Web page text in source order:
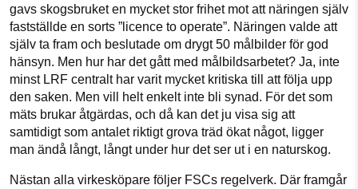
gavs skogsbruket en mycket stor frihet mot att näringen själv
fastställde en sorts ”licence to operate”. Näringen valde att
själv ta fram och beslutade om drygt 50 målbilder för god
hänsyn. Men hur har det gått med målbildsarbetet? Ja, inte
minst LRF centralt har varit mycket kritiska till att följa upp
den saken. Men vill helt enkelt inte bli synad. För det som
mäts brukar åtgärdas, och då kan det ju visa sig att
samtidigt som antalet riktigt grova träd ökat något, ligger
man ändå långt, långt under hur det ser ut i en naturskog.
Nästan alla virkesköpare följer FSCs regelverk. Där framgår